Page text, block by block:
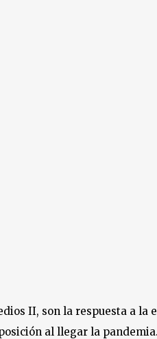
II, son la respuesta a la
al llegar la pandemia.